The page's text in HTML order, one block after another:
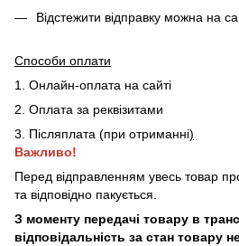
Відстежити відправку можна на
Способи оплати
1. Онлайн-оплата на сайті
2. Оплата за реквізитами
3. Післяплата (при отриманні)
Важливо!
Перед відправленням увесь товар
та відповідно пакується.
З моменту передачі товару в
відповідальність за стан товару